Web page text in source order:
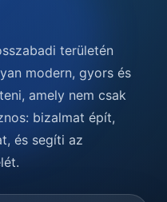
területén
modern, gyors és
amely nem csak
bizalmat épít,
és segíti az